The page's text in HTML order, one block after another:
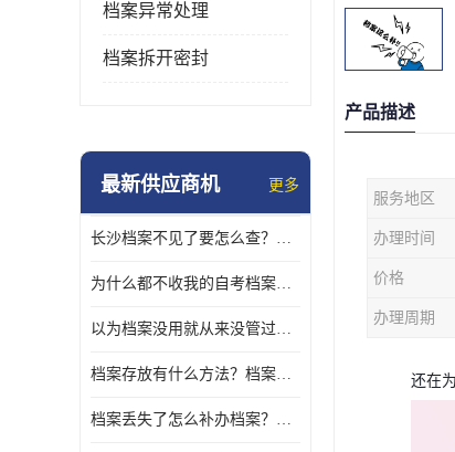
档案异常处理
档案拆开密封
最新供应商机 更多
长沙档案不见了要怎么查？档案查询 档案补办
为什么都不收我的自考档案？自考档案怎么存档？
以为档案没用就从来没管过，现在要用档案该怎么办？
档案存放有什么方法？档案在手里为什么不能用
档案丢失了怎么补办档案？湖南档案补办 档案补办方法
产品描述
服务地区
办理时间
价格
办理周期
还在